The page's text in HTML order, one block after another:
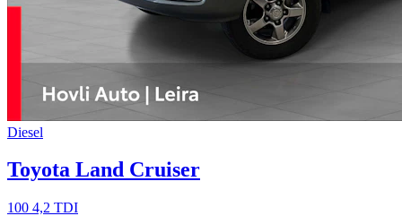
Diesel
Toyota Land Cruiser
100 4,2 TDI